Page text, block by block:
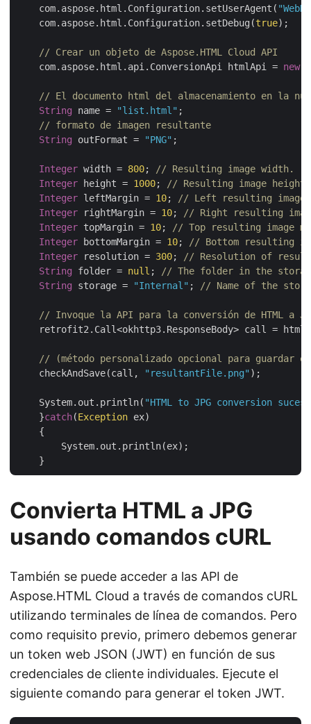
    com.aspose.html.Configuration.setUserAgent(
    com.aspose.html.Configuration.setDebug(
true);
// Crear un objeto de Aspose.HTML Cloud API
    com.aspose.html.api.ConversionApi htmlApi =
new
// El documento html del almacenamiento en la
String name = "list.html" ;
// formato de imagen resultante
String outFormat = "PNG" ;
Integer width = 800;
// Resulting image width.
Integer height = 1000;
// Resulting image height.
Integer leftMargin = 10;
// Left resulting image
Integer rightMargin = 10;
// Right resulting
Integer topMargin = 10;
// Top resulting image
Integer bottomMargin = 10;
// Bottom resulting
Integer resolution = 300;
// Resolution of
String folder = null ;
// The folder in the
String storage = "Internal" ; // Name of the
// Invoque la API para la conversión de HTML a
retrofit2.Call<okhttp3.ResponseBody> call =
// (método personalizado opcional para guardar
    checkAndSave(call,
"resultantFile.png" );
    System.out.println(
"HTML to JPG conversion
    }
catch(Exception ex)
    {
        System.out.println(ex);
Convierta HTML a JPG
usando comandos cURL
También se puede acceder a las API de
Aspose.HTML Cloud a través de comandos cURL
utilizando terminales de línea de comandos. Pero
como requisito previo, primero debemos generar
un token web JSON (JWT) en función de sus
credenciales de cliente individuales. Ejecute el
siguiente comando para generar el token JWT.